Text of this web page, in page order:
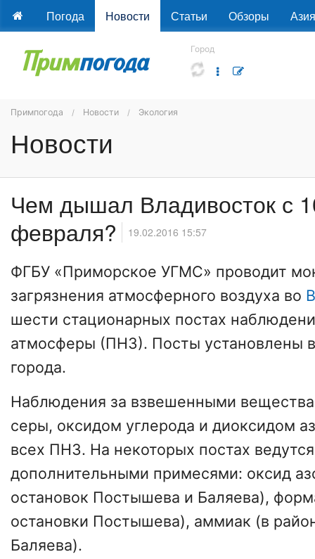
Погода Новости Статьи Обзоры Азия
Город
Примпогода Новости Экология
Новости
Чем дышал Владивосток с
февраля?
19.02.2016 15:57
ФГБУ «Приморское УГМС» проводит
загрязнения атмосферного воздуха во
шести стационарных постах
атмосферы (ПНЗ). Посты установлены
города.
Наблюдения за взвешенными
серы, оксидом углерода и диоксидом
всех ПНЗ. На некоторых постах
дополнительными примесями: оксид
остановок Постышева и Баляева),
остановки Постышева), аммиак (в
Баляева).